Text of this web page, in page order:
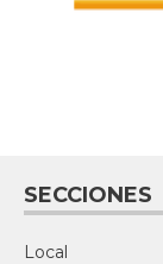
SECCIONES
Local